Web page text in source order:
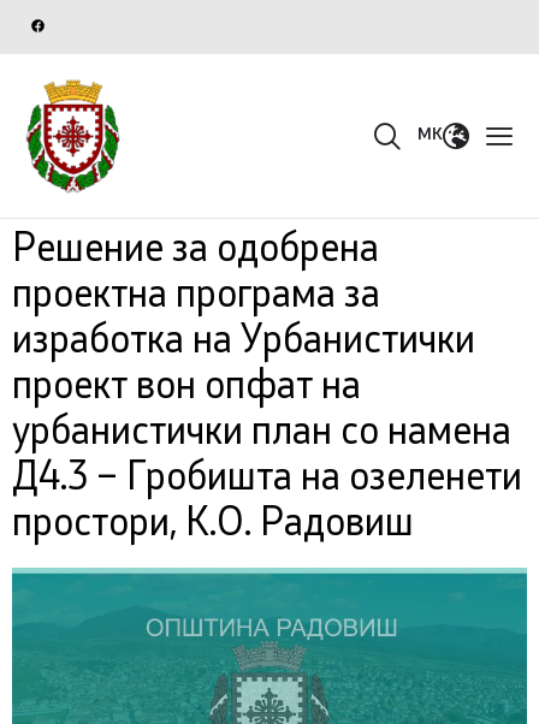
MK
Решение за одобрена
проектна програма за
изработка на Урбанистички
проект вон опфат на
урбанистички план со намена
Д4.3 – Гробишта на озеленети
простори, К.О. Радовиш